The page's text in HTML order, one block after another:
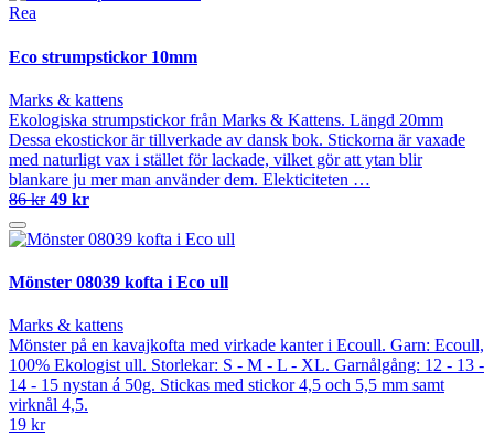
Rea
Eco strumpstickor 10mm
Marks & kattens
Ekologiska strumpstickor från Marks & Kattens. Längd 20mm
Dessa ekostickor är tillverkade av dansk bok. Stickorna är vaxade
med naturligt vax i stället för lackade, vilket gör att ytan blir
blankare ju mer man använder dem. Elekticiteten …
86 kr 49 kr
Mönster 08039 kofta i Eco ull
Marks & kattens
Mönster på en kavajkofta med virkade kanter i Ecoull. Garn: Ecoull,
100% Ekologist ull. Storlekar: S - M - L - XL. Garnålgång: 12 - 13 -
14 - 15 nystan á 50g. Stickas med stickor 4,5 och 5,5 mm samt
virknål 4,5.
19 kr